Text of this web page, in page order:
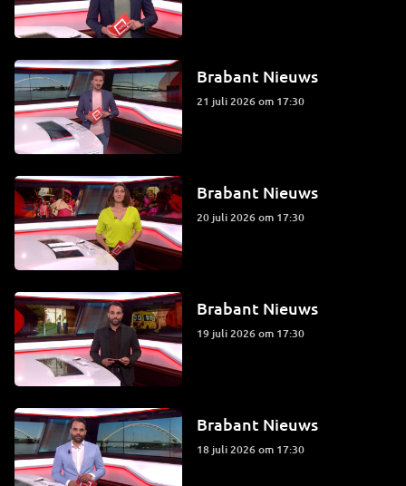
Brabant Nieuws
21 juli 2026 om 17:30
Brabant Nieuws
20 juli 2026 om 17:30
Brabant Nieuws
19 juli 2026 om 17:30
Brabant Nieuws
18 juli 2026 om 17:30